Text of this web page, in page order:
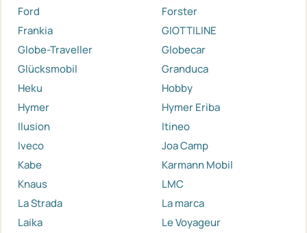
Ford
Forster
Frankia
GIOTTILINE
Globe-Traveller
Globecar
Glücksmobil
Granduca
Heku
Hobby
Hymer
Hymer Eriba
Ilusion
Itineo
Iveco
Joa Camp
Kabe
Karmann Mobil
Knaus
LMC
La Strada
La marca
Laika
Le Voyageur